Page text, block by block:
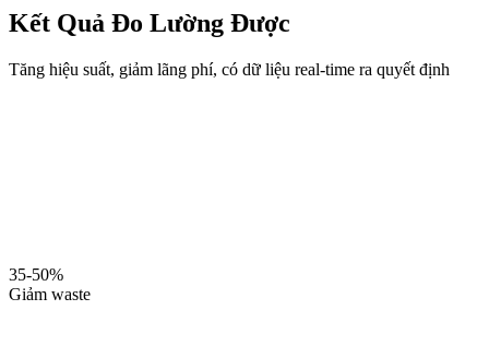
Kết Quả Đo Lường Được
Tăng hiệu suất, giảm lãng phí, có dữ liệu real-time ra quyết định
35-50%
Giảm waste